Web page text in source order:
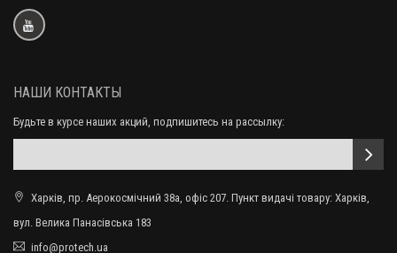
НАШИ КОНТАКТЫ
Будьте в курсе наших акций, подпишитесь на рассылку:
Харків, пр. Аерокосмічний 38а, офіс 207. Пункт видачі товару: Харків,
вул. Велика Панасівська 183
info@protech.ua